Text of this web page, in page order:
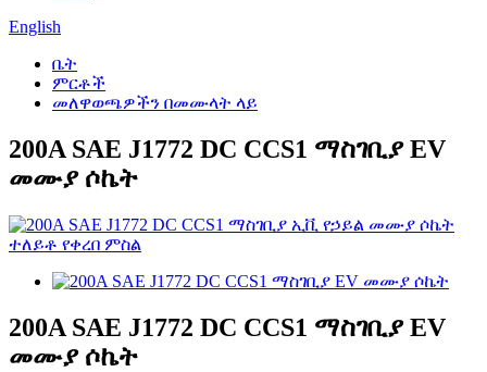
English
ቤት
ምርቶች
መለዋወጫዎችን በመሙላት ላይ
200A SAE J1772 DC CCS1 ማስገቢያ EV
መሙያ ሶኬት
200A SAE J1772 DC CCS1 ማስገቢያ EV
መሙያ ሶኬት